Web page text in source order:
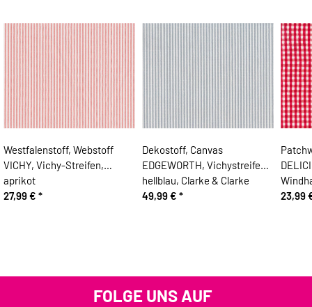
Westfalenstoff, Webstoff
VICHY, Vichy-Streifen,
aprikot
27,99 € *
Dekostoff, Canvas
EDGEWORTH, Vichystreifen,
hellblau, Clarke & Clarke
49,99 € *
23,99
FOLGE UNS AUF